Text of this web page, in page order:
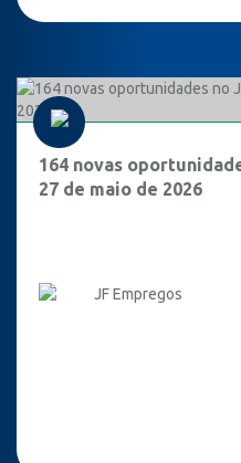
164 novas
27 de maio de 2026
JF Empregos